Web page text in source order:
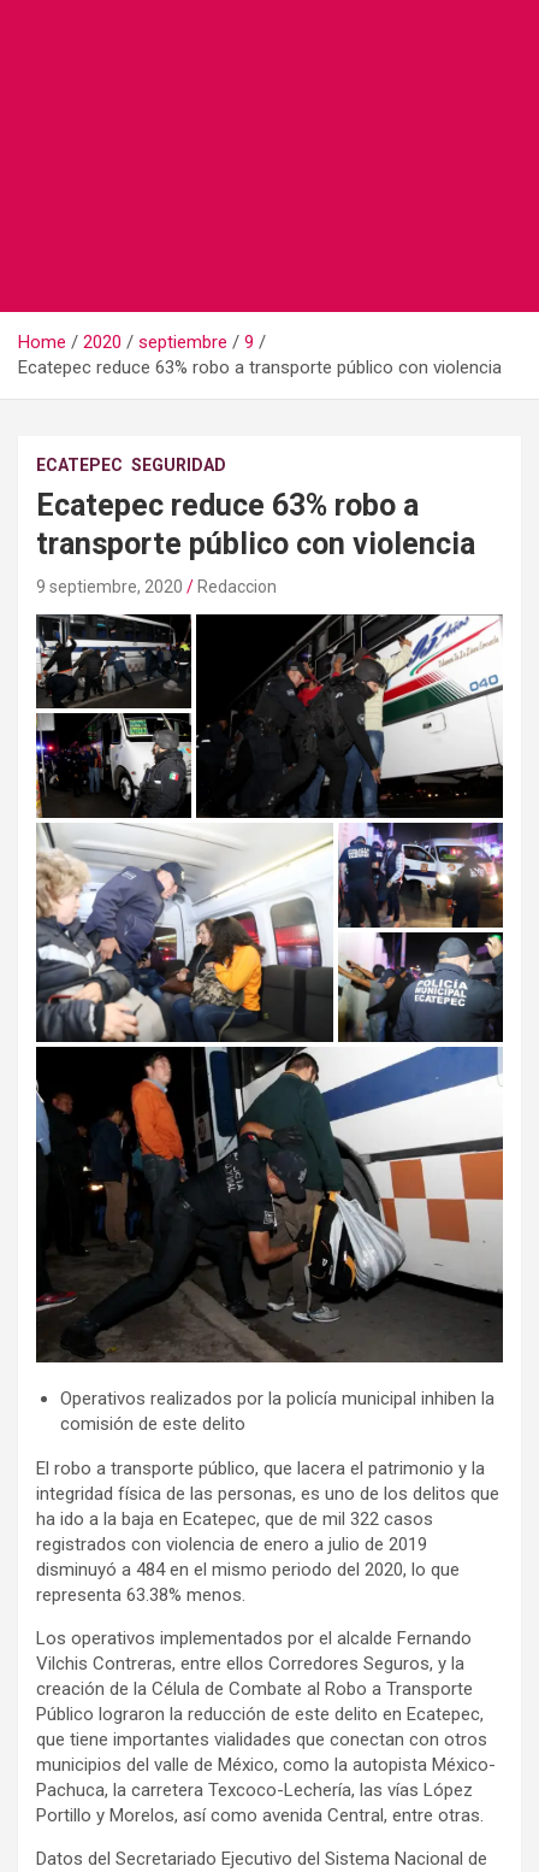
Home 2020 septiembre
9
Ecatepec reduce 63% robo a transporte público con violencia
ECATEPEC SEGURIDAD
Ecatepec reduce 63% robo a
transporte público con violencia
9 septiembre, 2020 Redaccion
Operativos realizados por la policía municipal inhiben la
comisión de este delito
El robo a transporte público, que lacera el patrimonio y la
integridad física de las personas, es uno de los delitos que
ha ido a la baja en Ecatepec, que de mil 322 casos
registrados con violencia de enero a julio de 2019
disminuyó a 484 en el mismo periodo del 2020, lo que
representa 63.38% menos.
Los operativos implementados por el alcalde Fernando
Vilchis Contreras, entre ellos Corredores Seguros, y la
creación de la Célula de Combate al Robo a Transporte
Público lograron la reducción de este delito en Ecatepec,
que tiene importantes vialidades que conectan con otros
municipios del valle de México, como la autopista México-
Pachuca, la carretera Texcoco-Lechería, las vías López
Portillo y Morelos, así como avenida Central, entre otras.
Datos del Secretariado Ejecutivo del Sistema Nacional de